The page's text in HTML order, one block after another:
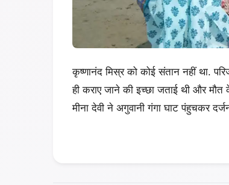
कृष्णानंद मिस्र को कोई संतान नहीं था.
ही कराए जाने की इच्छा जताई थी और
मीना देवी ने अगुवानी गंगा घाट पंहुचकर